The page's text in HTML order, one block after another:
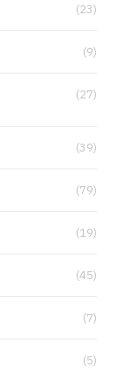
(23)
(9)
(27)
(39)
(79)
(19)
(45)
(7)
(5)